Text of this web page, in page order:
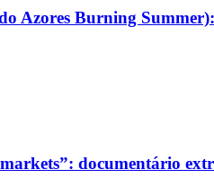
Azores Burning
documentário